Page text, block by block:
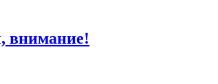
внимание!